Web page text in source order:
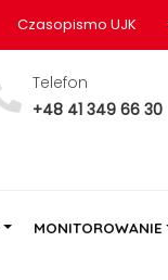
Czasopismo UJK
Telefon
+48 41 349 66 30
MONITOROWANIE